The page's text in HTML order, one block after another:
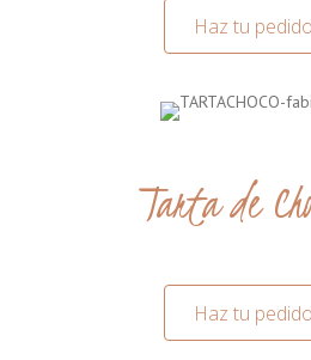
Haz tu pedido
Tarta de
Haz tu pedido